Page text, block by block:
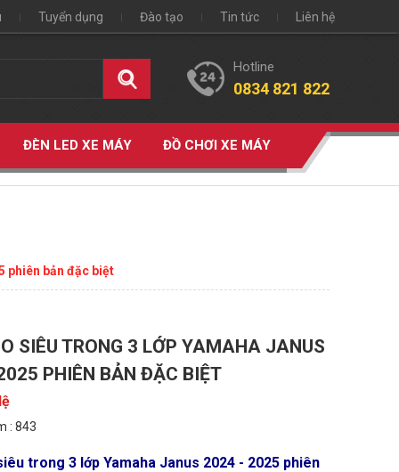
Tuyển dụng Đào tạo Tin tức Liên hệ
Hotline
0834 821 822
ĐÈN LED XE MÁY ĐỒ CHƠI XE MÁY
phiên bản đặc biệt
SIÊU TRONG 3 LỚP YAMAHA JANUS
PHIÊN BẢN ĐẶC BIỆT
: 843
trong 3 lớp Yamaha Janus 2024 - 2025 phiên